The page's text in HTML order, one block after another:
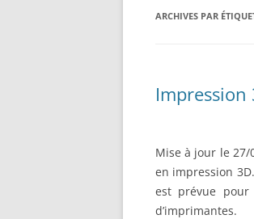
BASE MOBILE HCR
T050000
ARCHIVES PAR
Impression
Mise à jour le
en impression
est prévue pour
d’imprimantes.